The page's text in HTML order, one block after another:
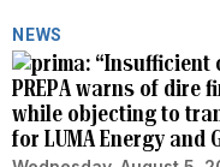
NEWS
“Insufficient
PREPA warns of dire
while objecting to
for LUMA Energy and